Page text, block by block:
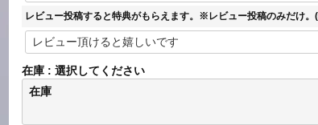
須
レビュー投稿すると特典がもらえます。※レビュー投稿のみだけ。
在庫
選択してください
在庫